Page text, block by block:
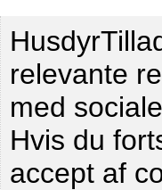
relevante
med
Hvis du
accept af